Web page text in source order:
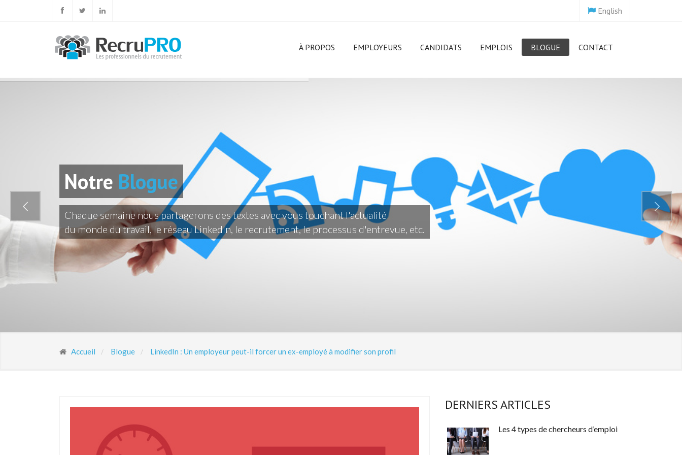
English
À PROPOS EMPLOYEURS CANDIDATS EMPLOIS BLOGUE CONTACT
Notre Blogue
Chaque semaine nous partagerons des textes avec vous touchant l'actualité
du monde du travail, le réseau LinkedIn, le recrutement, le processus d'entrevue, etc.
Accueil Blogue LinkedIn : Un employeur peut-il forcer un ex-employé à modifier son profil
DERNIERS ARTICLES
Les 4 types de chercheurs d’emploi